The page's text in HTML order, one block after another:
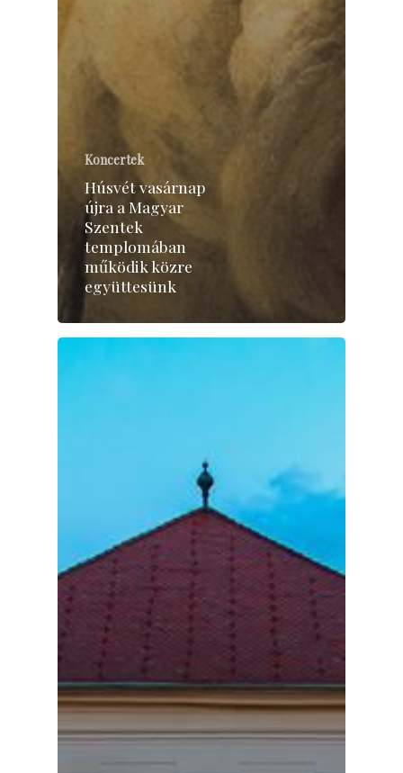
Koncertek
Húsvét vasárnap
újra a Magyar
Szentek
templomában
működik közre
együttesünk